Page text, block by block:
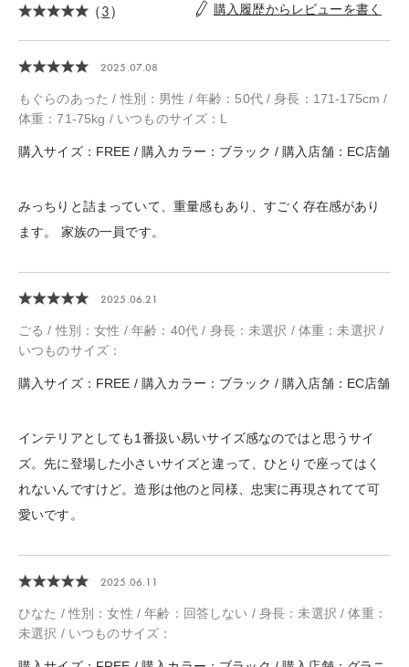
（3） 購入履歴からレビューを書く
2025.07.08
もぐらのあった / 性別：男性 / 年齢：50代 / 身長：171-175cm /
体重：71-75kg / いつものサイズ：L
購入サイズ：FREE / 購入カラー：ブラック / 購入店舗：EC店舗
みっちりと詰まっていて、重量感もあり、すごく存在感があり
ます。 家族の一員です。
2025.06.21
ごる / 性別：女性 / 年齢：40代 / 身長：未選択 / 体重：未選択 /
いつものサイズ：
購入サイズ：FREE / 購入カラー：ブラック / 購入店舗：EC店舗
インテリアとしても1番扱い易いサイズ感なのではと思うサイ
ズ。先に登場した小さいサイズと違って、ひとりで座ってはく
れないんですけど。造形は他のと同様、忠実に再現されてて可
愛いです。
2025.06.11
ひなた / 性別：女性 / 年齢：回答しない / 身長：未選択 / 体重：
未選択 / いつものサイズ：